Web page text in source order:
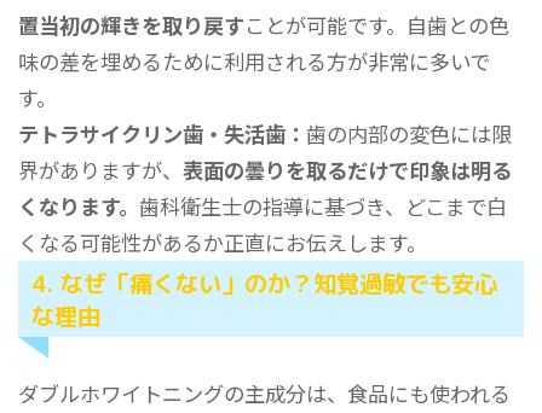
置当初の輝きを取り戻すことが可能です。自歯との色
味の差を埋めるために利用される方が非常に多いで
す。
テトラサイクリン歯・失活歯： 歯の内部の変色には限
界がありますが、表面の曇りを取るだけで印象は明る
くなります。 歯科衛生士の指導に基づき、どこまで白
くなる可能性があるか正直にお伝えします。
4. なぜ「痛くない」のか？知覚過敏でも安心
な理由
ダブルホワイトニングの主成分は、食品にも使われる